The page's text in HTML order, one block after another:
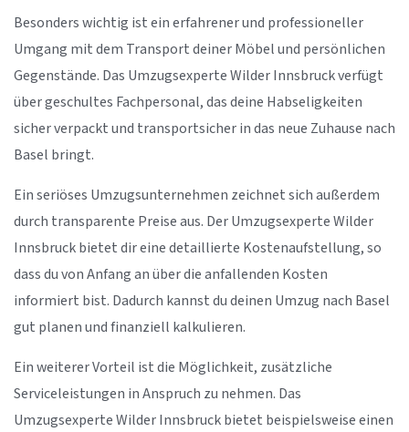
Besonders wichtig ist ein erfahrener und professioneller
Umgang mit dem Transport deiner Möbel und persönlichen
Gegenstände. Das Umzugsexperte Wilder Innsbruck verfügt
über geschultes Fachpersonal, das deine Habseligkeiten
sicher verpackt und transportsicher in das neue Zuhause nach
Basel bringt.
Ein seriöses Umzugsunternehmen zeichnet sich außerdem
durch transparente Preise aus. Der Umzugsexperte Wilder
Innsbruck bietet dir eine detaillierte Kostenaufstellung, so
dass du von Anfang an über die anfallenden Kosten
informiert bist. Dadurch kannst du deinen Umzug nach Basel
gut planen und finanziell kalkulieren.
Ein weiterer Vorteil ist die Möglichkeit, zusätzliche
Serviceleistungen in Anspruch zu nehmen. Das
Umzugsexperte Wilder Innsbruck bietet beispielsweise einen